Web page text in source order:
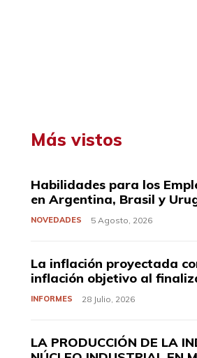
Más vistos
Habilidades para los
en Argentina, Brasil y
NOVEDADES 5 Agosto, 2026
La inflación proyectada
inflación objetivo al
INFORMES 28 Julio, 2026
LA PRODUCCIÓN DE LA